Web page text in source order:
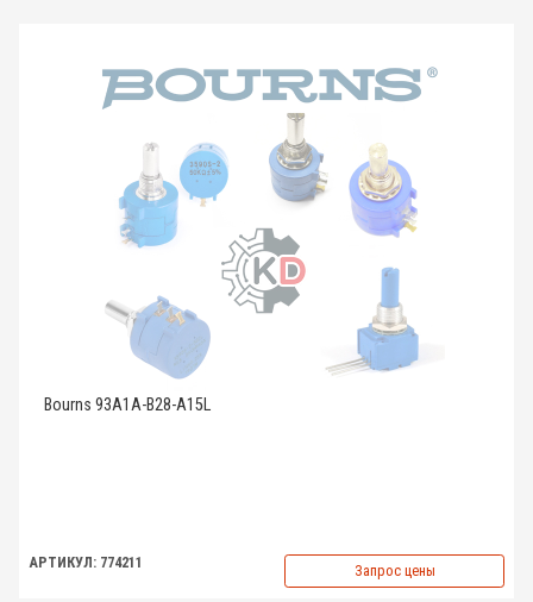
Bourns 93A1A-B28-A15L
АРТИКУЛ: 774211 Запрос цены